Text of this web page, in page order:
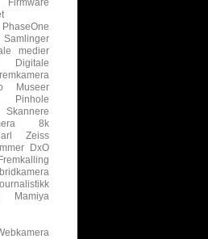
PhaseOne
Samlinger
medier
Digitale
Museer
Pinhole
Skannere
8k
Zeiss
DxO
Mamiya